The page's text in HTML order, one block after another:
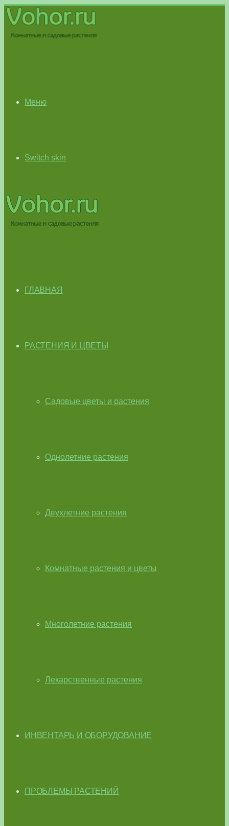
Меню
Switch skin
ГЛАВНАЯ
РАСТЕНИЯ И ЦВЕТЫ
Садовые цветы и растения
Однолетние растения
Двухлетние растения
Комнатные растения и цветы
Многолетние растения
Лекарственные растения
ИНВЕНТАРЬ И ОБОРУДОВАНИЕ
ПРОБЛЕМЫ РАСТЕНИЙ